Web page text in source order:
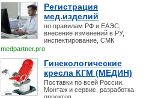
Регистрация
мед.изделий
по правилам РФ и ЕАЭС,
внесение изменений в РУ,
инспектирование, СМК
medpartner.pro
Гинекологические
кресла КГМ (МЕДИН)
Поставки по всей России.
Монтаж и сервис, разработка